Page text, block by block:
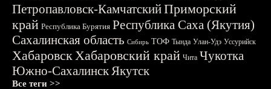
Петропавловск-КамчатскийПриморский
край Республика Бурятия Республика Саха (Якутия)
Сахалинская область Сибирь ТОФ Тында Улан-Удэ Уссурийск
ХабаровскХабаровский край Чита Чукотка
Южно-СахалинскЯкутск
Все теги >>